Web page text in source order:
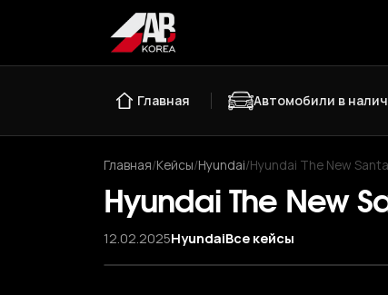
Главная Автомобили в
Главная/Кейсы/Hyundai/Hyundai The New
Hyundai The New
12.02.2025HyundaiВсе кейсы
‹